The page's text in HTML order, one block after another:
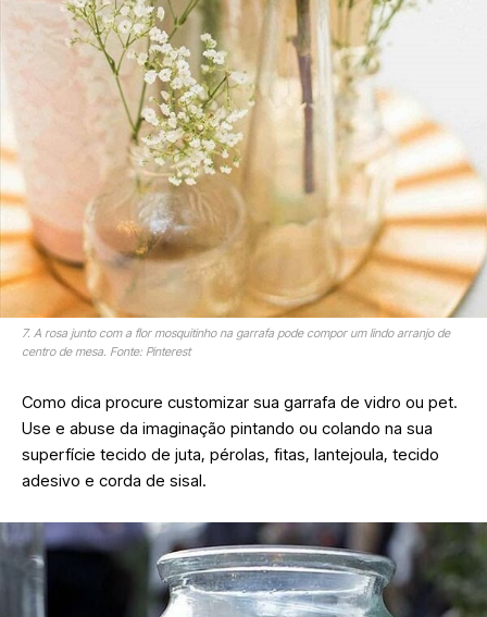
7. A rosa junto com a flor mosquitinho na garrafa pode compor um lindo arranjo de
centro de mesa. Fonte: Pinterest
Como dica procure customizar sua garrafa de vidro ou pet.
Use e abuse da imaginação pintando ou colando na sua
superfície tecido de juta, pérolas, fitas, lantejoula, tecido
adesivo e corda de sisal.